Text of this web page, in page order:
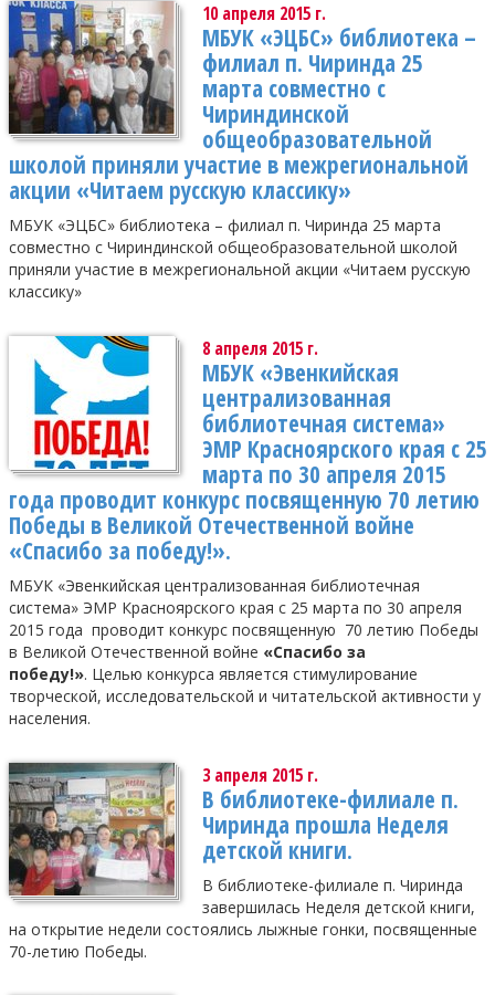
10 апреля 2015 г.
МБУК «ЭЦБС» библиотека –
филиал п. Чиринда 25
марта совместно с
Чириндинской
общеобразовательной
школой приняли участие в межрегиональной
акции «Читаем русскую классику»
МБУК «ЭЦБС» библиотека – филиал п. Чиринда 25 марта
совместно с Чириндинской общеобразовательной школой
приняли участие в межрегиональной акции «Читаем русскую
классику»
8 апреля 2015 г.
МБУК «Эвенкийская
централизованная
библиотечная система»
ЭМР Красноярского края с 25
марта по 30 апреля 2015
года проводит конкурс посвященную 70 летию
Победы в Великой Отечественной войне
«Спасибо за победу!».
МБУК «Эвенкийская централизованная библиотечная
система» ЭМР Красноярского края с 25 марта по 30 апреля
2015 года проводит конкурс посвященную 70 летию Победы
в Великой Отечественной войне «Спасибо за
победу!». Целью конкурса является стимулирование
творческой, исследовательской и читательской активности у
населения.
3 апреля 2015 г.
В библиотеке-филиале п.
Чиринда прошла Неделя
детской книги.
В библиотеке-филиале п. Чиринда
завершилась Неделя детской книги,
на открытие недели состоялись лыжные гонки, посвященные
70-летию Победы.